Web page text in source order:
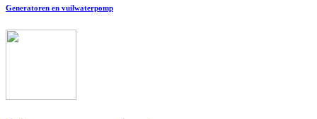
Generatoren en vuilwaterpomp